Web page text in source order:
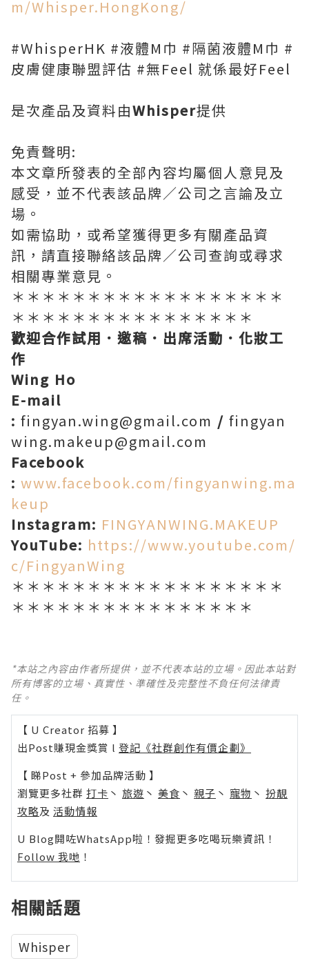
m/Whisper.HongKong/
#WhisperHK #液體M巾 #隔菌液體M巾 #
皮膚健康聯盟評估 #無Feel 就係最好Feel
是次產品及資料由Whisper提供
免責聲明:
本文章所發表的全部內容均屬個人意見及
感受，並不代表該品牌／公司之言論及立
場。
如需協助，或希望獲得更多有關產品資
訊，請直接聯絡該品牌／公司查詢或尋求
相關專業意見。
＊＊＊＊＊＊＊＊＊＊＊＊＊＊＊＊＊＊
＊＊＊＊＊＊＊＊＊＊＊＊＊＊＊＊
歡迎合作試用．邀稿．出席活動．化妝工
作
Wing Ho
E-mail
: fingyan.wing@gmail.com / fingyan
wing.makeup@gmail.com
Facebook
: www.facebook.com/fingyanwing.ma
keup
Instagram: FINGYANWING.MAKEUP
YouTube: https://www.youtube.com/
c/FingyanWing
＊＊＊＊＊＊＊＊＊＊＊＊＊＊＊＊＊＊
＊＊＊＊＊＊＊＊＊＊＊＊＊＊＊＊
*本站之內容由作者所提供，並不代表本站的立場。因此本站對
所有博客的立場、真實性、準確性及完整性不負任何法律責
任。
【 U Creator 招募 】
出Post賺現金獎賞 l 登記《社群創作有價企劃》
【 睇Post + 參加品牌活動 】
瀏覽更多社群 打卡 丶 旅遊 丶 美食 丶 親子 丶 寵物 丶 扮靚
攻略及 活動情報
U Blog開咗WhatsApp啦！發掘更多吃喝玩樂資訊！
Follow 我哋 ！
相關話題
Whisper